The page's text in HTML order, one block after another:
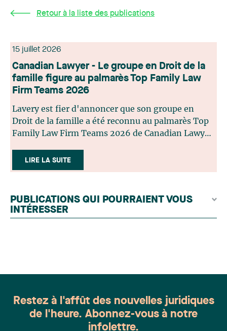
Retour à la liste des publications
15 juillet 2026
Canadian Lawyer - Le groupe en Droit de la
famille figure au palmarès Top Family Law
Firm Teams 2026
Lavery est fier d'annoncer que son groupe en
Droit de la famille a été reconnu au palmarès Top
Family Law Firm Teams 2026 de Canadian Lawyer.
sélection rigoureux, fondé sur des nominations
issues du lectorat, d'associations juridiques et de
par un jury indépendant composé de praticiens
chevronnés en droit de la famille provenant de
l'ensemble du Canada. Cette distinction
LIRE LA SUITE
PUBLICATIONS QUI POURRAIENT VOUS
INTÉRESSER
Restez à l'affût des nouvelles juridiques
de l'heure. Abonnez-vous à notre
infolettre.